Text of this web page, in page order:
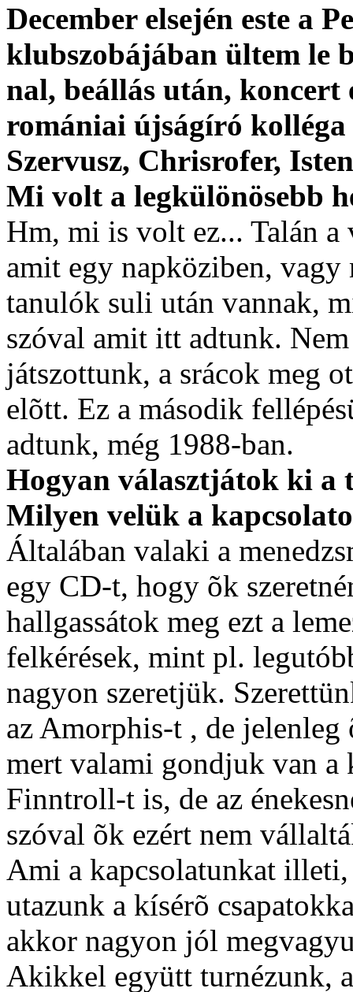
December elsején este a
klubszobájában ültem le
nal, beállás után, koncert
romániai újságíró kolléga
Szervusz, Chrisrofer,
Mi volt a legkülönösebb
Hm, mi is volt ez... Talán
amit egy napköziben,
tanulók suli után vannak,
szóval amit itt adtunk.
játszottunk, a srácok meg
elõtt. Ez a második
adtunk, még 1988-ban.
Hogyan választjátok ki a
Milyen velük a
Általában valaki a
egy CD-t, hogy õk
hallgassátok meg ezt a
felkérések, mint pl.
nagyon szeretjük.
az Amorphis-t , de
mert valami gondjuk van
Finntroll-t is, de az
szóval õk ezért nem
Ami a kapcsolatunkat
utazunk a kísérõ
akkor nagyon jól
Akikkel együtt turnézunk,